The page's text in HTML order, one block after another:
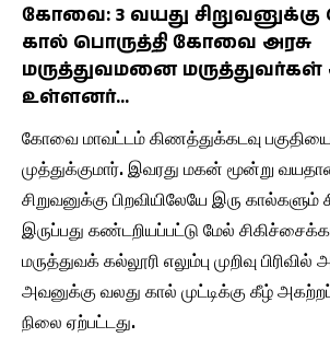
கோவை: 3 வயது
கால் பொருத்தி கோவை அரசு
மருத்துவமனை மருத்துவர்கள்
உள்ளனர்…
கோவை மாவட்டம் கிணத்துக்கடவு
முத்துக்குமார். இவரது மகன் மூன்று
சிறுவனுக்கு பிறவியிலேயே இரு
இருப்பது கண்டறியப்பட்டு மேல்
மருத்துவக் கல்லூரி எலும்பு முறிவு
அவனுக்கு வலது கால் முட்டிக்கு கீழ்
நிலை ஏற்பட்டது.